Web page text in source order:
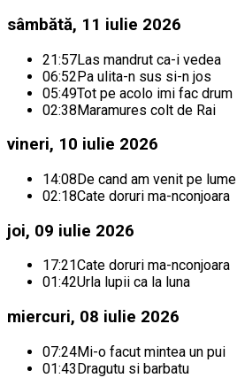
sâmbătă, 11 iulie 2026
21:57Las mandrut ca-i vedea
06:52Pa ulita-n sus si-n jos
05:49Tot pe acolo imi fac drum
02:38Maramures colt de Rai
vineri, 10 iulie 2026
14:08De cand am venit pe lume
02:18Cate doruri ma-nconjoara
joi, 09 iulie 2026
17:21Cate doruri ma-nconjoara
01:42Urla lupii ca la luna
miercuri, 08 iulie 2026
07:24Mi-o facut mintea un pui
01:43Dragutu si barbatu